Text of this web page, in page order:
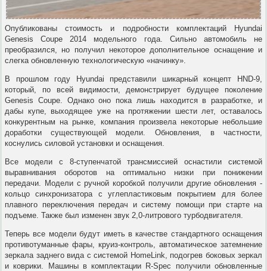
Опубликованы стоимость и подробности комплектаций Hyundai
Genesis Coupe 2014 модельного года. Сильно автомобиль не
преобразился, но получил некоторое дополнительное оснащение и
слегка обновленную технологическую «начинку».
В прошлом году Hyundai представили шикарный концепт HND-9,
который, по всей видимости, демонстрирует будущее поколение
Genesis Coupe. Однако оно пока лишь находится в разработке, и
дабы купе, выходящее уже на протяжении шести лет, оставалось
конкурентным на рынке, компания произвела некоторые небольшие
доработки существующей модели. Обновления, в частности,
коснулись силовой установки и оснащения.
Все модели с 8-ступенчатой трансмиссией оснастили системой
выравнивания оборотов на оптимально низки при понижении
передачи. Модели с ручной коробкой получили другие обновления -
кольцо синхронизатора с углепластиковым покрытием для более
плавного переключения передач и систему помощи при старте на
подъеме. Также был изменен звук 2,0-литрового турбодвигателя.
Теперь все модели будут иметь в качестве стандартного оснащения
противотуманные фары, круиз-контроль, автоматическое затемнение
зеркала заднего вида с системой HomeLink, подогрев боковых зеркал
и коврики. Машины в комплектации R-Spec получили обновленные